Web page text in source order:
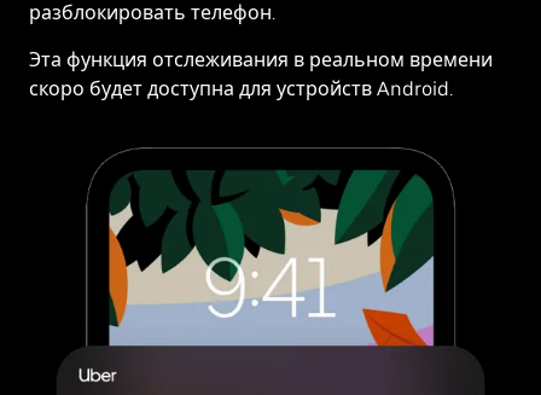
разблокировать телефон.
Эта функция отслеживания в реальном времени
скоро будет доступна для устройств Android.